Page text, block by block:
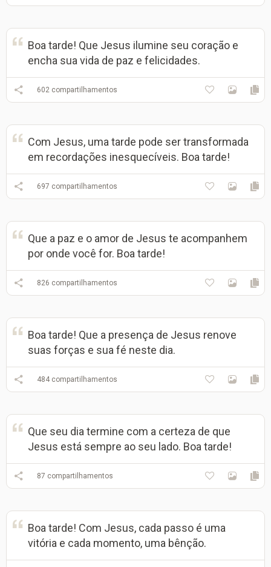
Boa tarde! Que Jesus ilumine seu coração e
encha sua vida de paz e felicidades.
602 compartilhamentos
Com Jesus, uma tarde pode ser transformada
em recordações inesquecíveis. Boa tarde!
697 compartilhamentos
Que a paz e o amor de Jesus te acompanhem
por onde você for. Boa tarde!
826 compartilhamentos
Boa tarde! Que a presença de Jesus renove
suas forças e sua fé neste dia.
484 compartilhamentos
Que seu dia termine com a certeza de que
Jesus está sempre ao seu lado. Boa tarde!
87 compartilhamentos
Boa tarde! Com Jesus, cada passo é uma
vitória e cada momento, uma bênção.